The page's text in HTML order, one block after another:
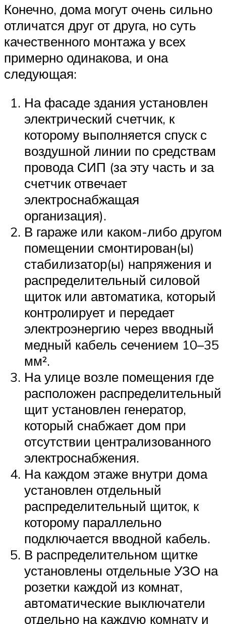
Конечно, дома могут очень сильно
отличатся друг от друга, но суть
качественного монтажа у всех
примерно одинакова, и она
следующая:
На фасаде здания установлен
электрический счетчик, к
которому выполняется спуск с
воздушной линии по средствам
провода СИП (за эту часть и за
счетчик отвечает
электроснабжащая
организация).
В гараже или каком-либо другом
помещении смонтирован(ы)
стабилизатор(ы) напряжения и
распределительный силовой
щиток или автоматика, который
контролирует и передает
электроэнергию через вводный
медный кабель сечением 10–35
мм².
На улице возле помещения где
расположен распределительный
щит установлен генератор,
который снабжает дом при
отсутствии централизованного
электроснабжения.
На каждом этаже внутри дома
установлен отдельный
распределительный щиток, к
которому параллельно
подключается вводной кабель.
В распределительном щитке
установлены отдельные УЗО на
розетки каждой из комнат,
автоматические выключатели
отдельно на каждую комнату и